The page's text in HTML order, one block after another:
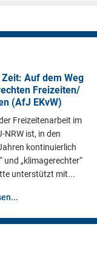
Auf dem Weg
Freizeiten/
(AfJ EKvW)
Freizeitenarbeit im
NRW ist, in den
kontinuierlich
und „klimagerechter“
unterstützt mit...